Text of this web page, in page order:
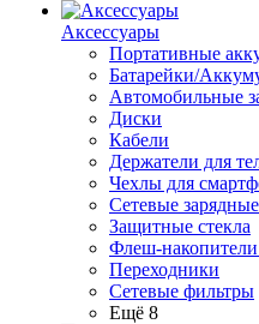
Аксессуары
Портативные
Батарейки/
Автомобильные
Диски
Кабели
Держатели для
Чехлы для
Сетевые
Защитные стекла
Флеш-
Переходники
Сетевые фильтры
Ещё 8